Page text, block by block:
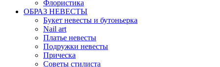
Флористика
ОБРАЗ НЕВЕСТЫ
Букет невесты и бутоньерка
Nail art
Платье невесты
Подружки невесты
Прическа
Советы стилиста